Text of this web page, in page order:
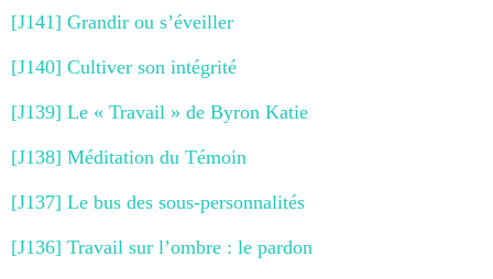
[J141] Grandir ou s’éveiller
[J140] Cultiver son intégrité
[J139] Le « Travail » de Byron Katie
[J138] Méditation du Témoin
[J137] Le bus des sous-personnalités
[J136] Travail sur l’ombre : le pardon